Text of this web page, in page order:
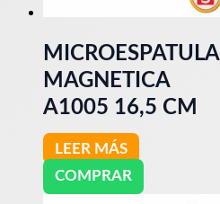
MICROESPATULA
MAGNETICA
A1005 16,5 CM
LEER MÁS
COMPRAR